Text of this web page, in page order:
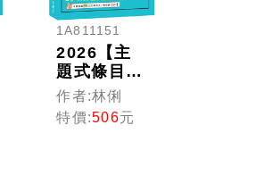
1A811151
2026【主
題式條目分
類】超好用
大法官釋字
+憲法訴訟
作者:林俐
特價:506元